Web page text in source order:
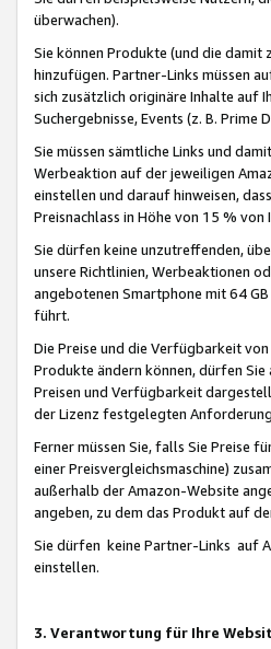
überwachen).
Sie können Produkte (und die damit
hinzufügen. Partner-Links müssen
sich zusätzlich originäre Inhalte auf
Suchergebnisse, Events (z. B.
Sie müssen sämtliche Links und
Werbeaktion auf der jeweiligen
einstellen und darauf hinweisen,
Preisnachlass in Höhe von 15 %
Sie dürfen keine unzutreffenden,
unsere Richtlinien, Werbeaktionen
angebotenen Smartphone mit 64
führt.
Die Preise und die Verfügbarkeit
Produkte ändern können, dürfen Sie
Preisen und Verfügbarkeit
der Lizenz festgelegten
Ferner müssen Sie, falls Sie Preise
einer Preisvergleichsmaschine)
außerhalb der Amazon-Website
angeben, zu dem das Produkt auf
Sie dürfen keine Partner-Links auf
einstellen.
3. Verantwortung für Ihre